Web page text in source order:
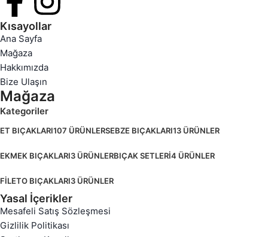
Kısayollar
Ana Sayfa
Mağaza
Hakkımızda
Bize Ulaşın
Mağaza
Kategoriler
ET BIÇAKLARI107 ÜRÜNLERSEBZE BIÇAKLARI13 ÜRÜNLER
EKMEK BIÇAKLARI3 ÜRÜNLERBIÇAK SETLERİ4 ÜRÜNLER
FİLETO BIÇAKLARI3 ÜRÜNLER
Yasal İçerikler
Mesafeli Satış Sözleşmesi
Gizlilik Politikası